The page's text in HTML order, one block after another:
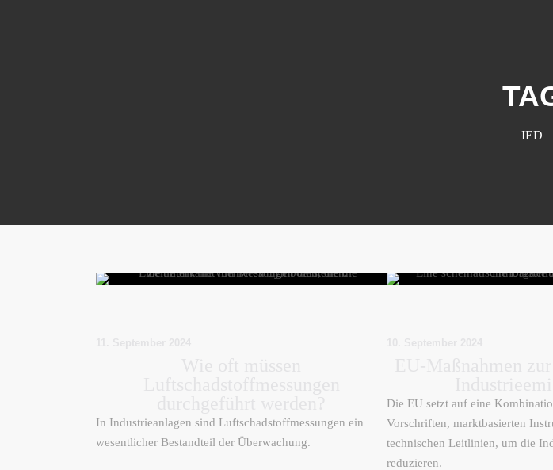
IED
In Industrieanlagen sind Luftschadstoffmessungen ein
wesentlicher Bestandteil der Überwachung.
Die EU setzt auf eine
Vorschriften, marktbasierten
technischen Leitlinien, um die
reduzieren.